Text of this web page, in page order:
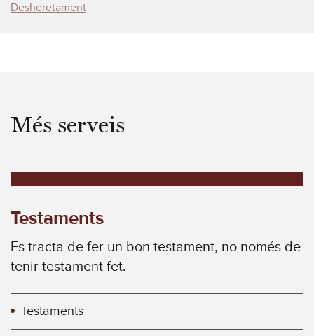
Desheretament
Més serveis
Testaments
Es tracta de fer un bon testament, no només de
tenir testament fet.
Testaments